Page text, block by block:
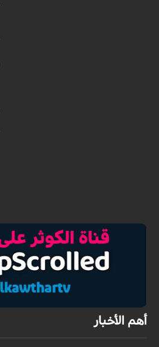
أهم الأخبار